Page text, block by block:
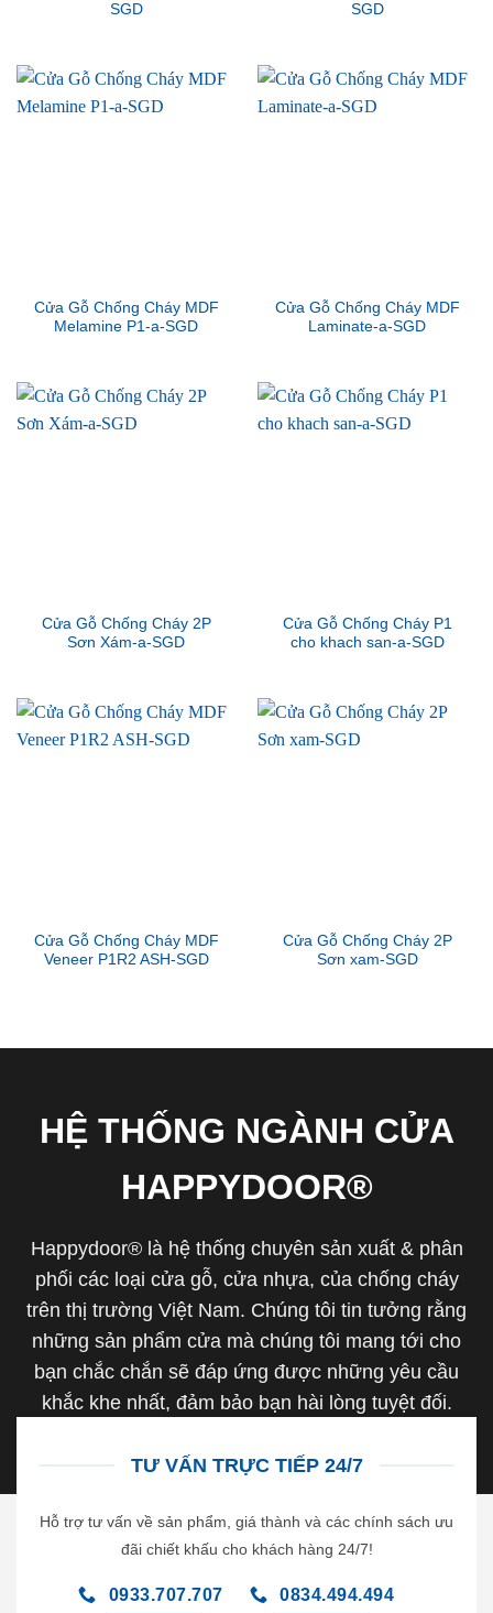
SGD SGD
Cửa Gỗ Chống Cháy MDF
Melamine P1-a-SGD
Cửa Gỗ Chống Cháy MDF
Laminate-a-SGD
Cửa Gỗ Chống Cháy 2P
Sơn Xám-a-SGD
Cửa Gỗ Chống Cháy P1
cho khach san-a-SGD
Cửa Gỗ Chống Cháy MDF
Veneer P1R2 ASH-SGD
Cửa Gỗ Chống Cháy 2P
Sơn xam-SGD
HỆ THỐNG NGÀNH CỬA
HAPPYDOOR®
Happydoor® là hệ thống chuyên sản xuất & phân
phối các loại cửa gỗ, cửa nhựa, của chống cháy
trên thị trường Việt Nam. Chúng tôi tin tưởng rằng
những sản phẩm cửa mà chúng tôi mang tới cho
bạn chắc chắn sẽ đáp ứng được những yêu cầu
khắc khe nhất, đảm bảo bạn hài lòng tuyệt đối.
TƯ VẤN TRỰC TIẾP 24/7
Hỗ trợ tư vấn về sản phẩm, giá thành và các chính sách ưu
đãi chiết khấu cho khách hàng 24/7!
0933.707.707 0834.494.494